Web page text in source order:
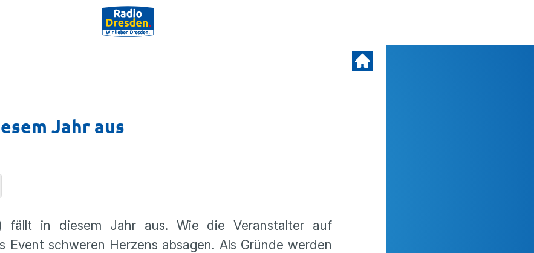
Jahr aus
fällt in diesem Jahr aus. Wie die Veranstalter auf
schweren Herzens absagen. Als Gründe werden